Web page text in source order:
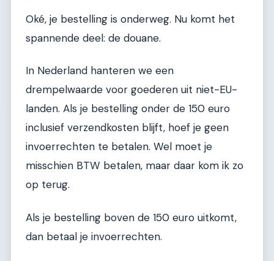
Oké, je bestelling is onderweg. Nu komt het
spannende deel: de douane.
In Nederland hanteren we een
drempelwaarde voor goederen uit niet-EU-
landen. Als je bestelling onder de 150 euro
inclusief verzendkosten blijft, hoef je geen
invoerrechten te betalen. Wel moet je
misschien BTW betalen, maar daar kom ik zo
op terug.
Als je bestelling boven de 150 euro uitkomt,
dan betaal je invoerrechten.